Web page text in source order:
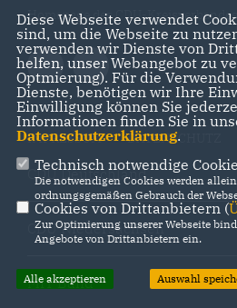
Homepage des CDU-
IMPRESSUM DATENSCHUTZ
CDU Deutschland
CDU Niedersachsen
MIT Bund
Diese Webseite verwendet
sind, um die Webseite zu
verwenden wir Dienste von
helfen, unser Webangebot zu
Optmierung). Für die
Dienste, benötigen wir Ihre
Einwilligung können Sie
Informationen finden Sie in
Datenschutzerklärung.
Technisch notwendige
Die notwendigen Cookies werden
ordnungsgemäßen Gebrauch der
Cookies von Drittanbietern (
Zur Optimierung unserer Webseite
Angebote von Drittanbietern ein.
Alle akzeptieren Auswahl